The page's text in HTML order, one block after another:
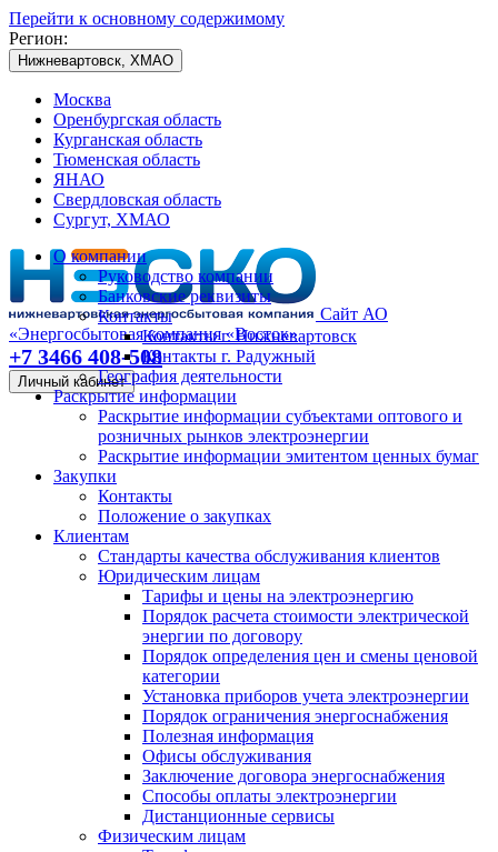
Перейти к основному содержимому
Регион:
Нижневартовск, ХМАО
Москва
Оренбургская область
Курганская область
Тюменская область
ЯНАО
Свердловская область
Сургут, ХМАО
Сайт АО
«Энергосбытовая компания «Восток»
+7 3466 408-508
Личный кабинет
О компании
Руководство компании
Банковские реквизиты
Контакты
Контакты г. Нижневартовск
Контакты г. Радужный
География деятельности
Раскрытие информации
Раскрытие информации субъектами оптового и
розничных рынков электроэнергии
Раскрытие информации эмитентом ценных бумаг
Закупки
Контакты
Положение о закупках
Клиентам
Стандарты качества обслуживания клиентов
Юридическим лицам
Тарифы и цены на электроэнергию
Порядок расчета стоимости электрической
энергии по договору
Порядок определения цен и смены ценовой
категории
Установка приборов учета электроэнергии
Порядок ограничения энергоснабжения
Полезная информация
Офисы обслуживания
Заключение договора энергоснабжения
Способы оплаты электроэнергии
Дистанционные сервисы
Физическим лицам